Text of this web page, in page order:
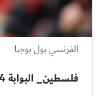
الفرنسي بول بوجبا
فلسطين_ البوابة 24